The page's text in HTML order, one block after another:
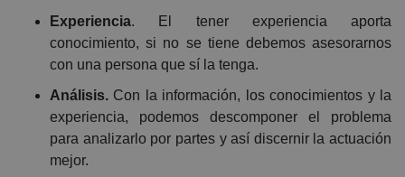
Experiencia. El tener experiencia aporta
conocimiento, si no se tiene debemos asesorarnos
con una persona que sí la tenga.
Análisis. Con la información, los conocimientos y la
experiencia, podemos descomponer el problema
para analizarlo por partes y así discernir la actuación
mejor.